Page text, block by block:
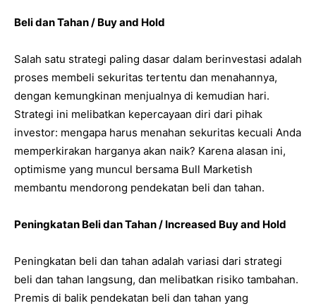
Beli dan Tahan / Buy and Hold
Salah satu strategi paling dasar dalam berinvestasi adalah
proses membeli sekuritas tertentu dan menahannya,
dengan kemungkinan menjualnya di kemudian hari.
Strategi ini melibatkan kepercayaan diri dari pihak
investor: mengapa harus menahan sekuritas kecuali Anda
memperkirakan harganya akan naik? Karena alasan ini,
optimisme yang muncul bersama Bull Marketish
membantu mendorong pendekatan beli dan tahan.
Peningkatan Beli dan Tahan / Increased Buy and Hold
Peningkatan beli dan tahan adalah variasi dari strategi
beli dan tahan langsung, dan melibatkan risiko tambahan.
Premis di balik pendekatan beli dan tahan yang